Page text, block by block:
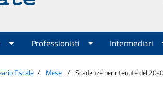
Professionisti Intermediari
Fiscale Mese Scadenze per ritenute del